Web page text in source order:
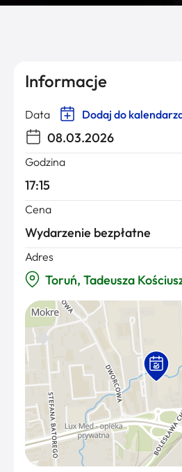
Informacje
Data Dodaj do
08.03.2026
Godzina
17:15
Cena
Wydarzenie bezpłatne
Adres
Toruń, Tadeusza